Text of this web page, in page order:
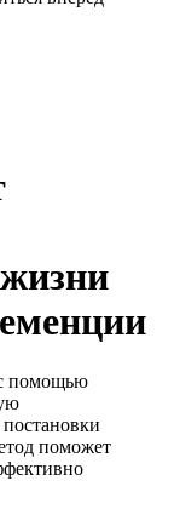
помощью
поможет